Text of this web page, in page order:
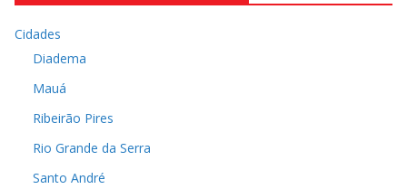
Cidades
Diadema
Mauá
Ribeirão Pires
Rio Grande da Serra
Santo André